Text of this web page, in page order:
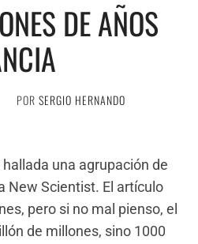
DE AÑOS
POR SERGIO HERNANDO
una agrupación de
New Scientist. El artículo
pero si no mal pienso, el
de millones, sino 1000